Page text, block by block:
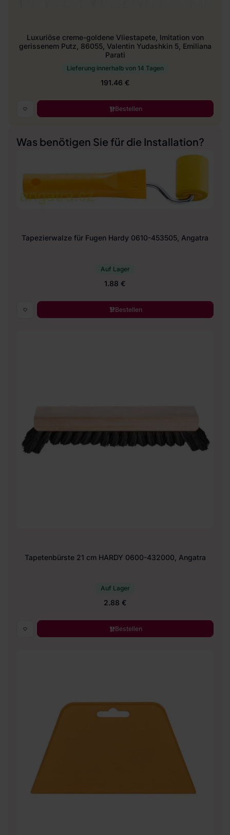
Luxuriöse creme-goldene Vliestapete, Imitation von
gerissenem Putz, 86055, Valentin Yudashkin 5, Emiliana
Parati
Lieferung innerhalb von 14 Tagen
191.46 €
Bestellen
Was benötigen Sie für die Installation?
Tapezierwalze für Fugen Hardy 0610-453505, Angatra
Auf Lager
1.88 €
Bestellen
Tapetenbürste 21 cm HARDY 0600-432000, Angatra
Auf Lager
2.88 €
Bestellen